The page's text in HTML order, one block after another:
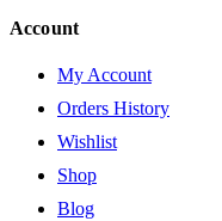
Account
My Account
Orders History
Wishlist
Shop
Blog